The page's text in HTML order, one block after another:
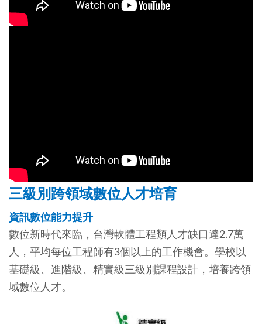
三級別跨領域數位人才培育
資訊數位能力提升
數位新時代來臨，台灣軟體工程類人才缺口達2.7萬
人，平均每位工程師有3個以上的工作機會。學校以
基礎級、進階級、精實級三級別課程設計，培養跨領
域數位人才。